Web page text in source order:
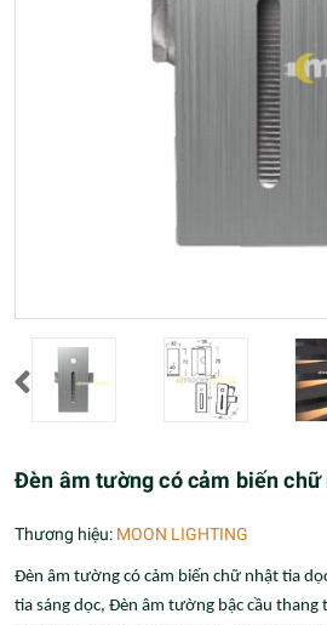
Đèn âm tường có cảm biến
Thương hiệu: MOON LIGHTING
Đèn âm tường có cảm biến chữ nhật tia
tia sáng dọc, Đèn âm tường bậc cầu